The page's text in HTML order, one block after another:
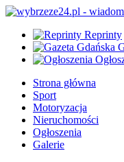
Reprinty
Strona główna
Sport
Motoryzacja
Nieruchomości
Ogłoszenia
Galerie